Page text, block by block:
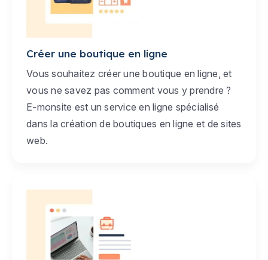
Créer une boutique en ligne
Vous souhaitez créer une boutique en ligne, et
vous ne savez pas comment vous y prendre ?
E-monsite est un service en ligne spécialisé
dans la création de boutiques en ligne et de sites
web.